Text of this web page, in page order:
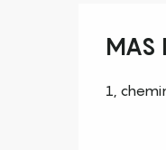
MAS
1,